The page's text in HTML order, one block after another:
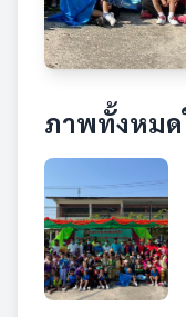
ภาพทั้งหม